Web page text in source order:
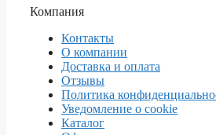
Компания
Контакты
О компании
Доставка и оплата
Отзывы
Политика
Уведомление о cookie
Каталог